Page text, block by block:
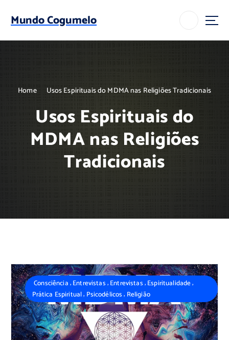
p
Mundo Cogumelo
Home Usos Espirituais do MDMA nas Religiões Tradicionais
Usos Espirituais do
MDMA nas Religiões
Tradicionais
Consciência,Entrevistas,Entrevistas,Espiritualidade,
Prática Espiritual, Psicodélicos, Religião